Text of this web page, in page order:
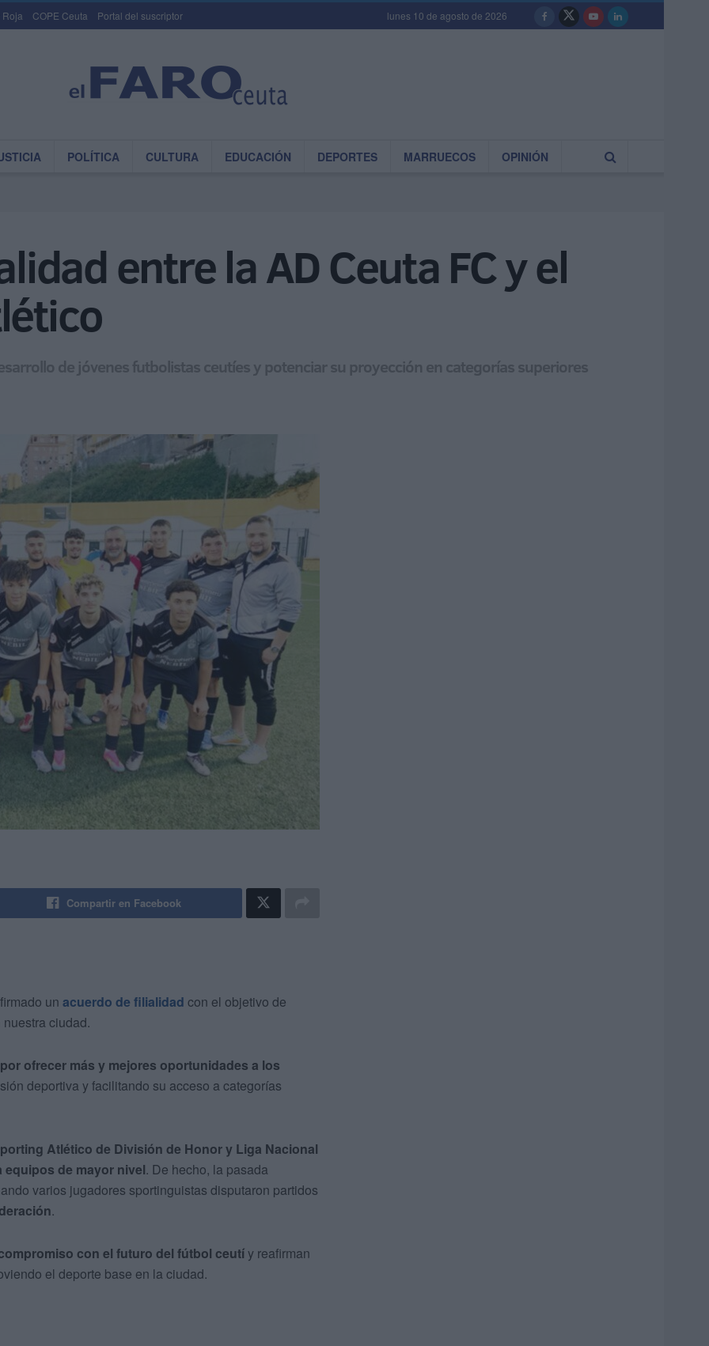
Roja COPE Ceuta Portal del suscriptor lunes 10 de agosto de 2026
POLÍTICA CULTURA EDUCACIÓN DEPORTES MARRUECOS OPINIÓN
entre la AD Ceuta FC y el
de jóvenes futbolistas ceutíes y potenciar su proyección en categorías superiores
Compartir en Facebook
un acuerdo de filialidad con el objetivo de
ciudad.
por ofrecer más y mejores oportunidades a los
deportiva y facilitando su acceso a categorías
Atlético de División de Honor y Liga Nacional
de mayor nivel. De hecho, la pasada
varios jugadores sportinguistas disputaron partidos
.
con el futuro del fútbol ceutíy reafirman
el deporte base en la ciudad.